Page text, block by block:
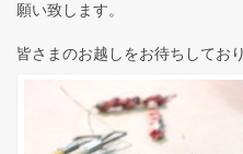
願い致します。
皆さまのお越しをお待ちしてお